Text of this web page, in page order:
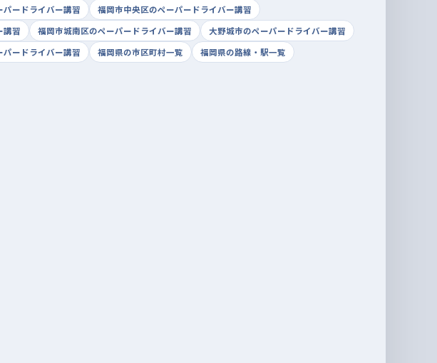
ードライバー講習
福岡市中央区のペーパードライバー講習
講習 福岡市城南区のペーパードライバー講習
大野城市のペーパードライバー講習
ードライバー講習 福岡県の市区町村一覧 福岡県の路線・駅一覧